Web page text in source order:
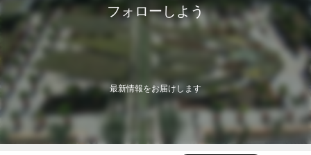
フォローしよう
最新情報をお届けします